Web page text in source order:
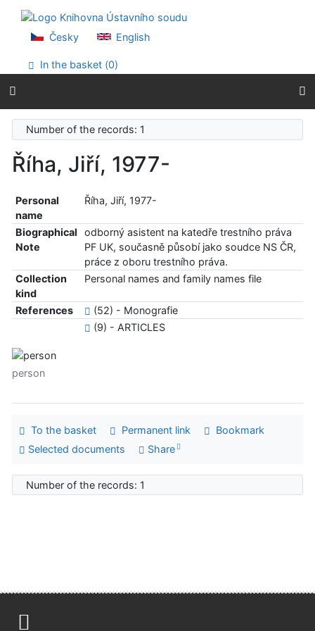
Go to menu
Accessibility declaration
Česky English
In the basket (0)
Number of the records: 1
Říha, Jiří, 1977-
Personal
name
Říha, Jiří, 1977-
Biographical
Note
odborný asistent na katedře trestního práva
PF UK, současně působí jako soudce NS ČR,
práce z oboru trestního práva.
Collection
kind
Personal names and family names file
References
(52) - Monografie
(9) - ARTICLES
person
To the basket Permanent link
Bookmark
Selected documents
Share
Number of the records: 1